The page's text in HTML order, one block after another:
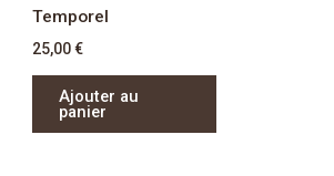
Temporel
25,00€
Ajouter au
panier